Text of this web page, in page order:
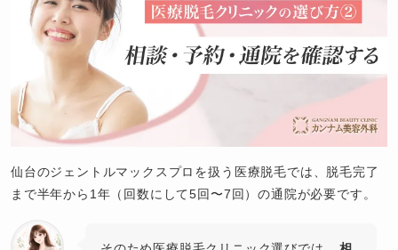
仙台のジェントルマックスプロを扱う医療脱毛では、脱毛完了
まで半年から1年（回数にして5回〜7回）の通院が必要です。